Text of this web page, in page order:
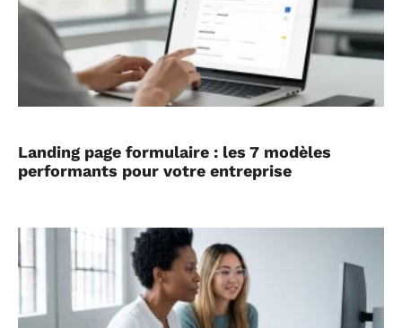
Landing page formulaire : les 7 modèles
performants pour votre entreprise